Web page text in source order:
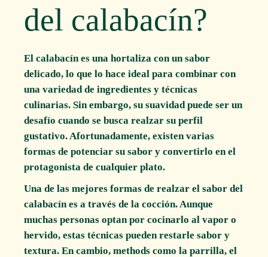
del calabacín?
El calabacín es una hortaliza con un sabor
delicado, lo que lo hace ideal para combinar con
una variedad de ingredientes y técnicas
culinarias. Sin embargo, su suavidad puede ser un
desafío cuando se busca realzar su perfil
gustativo. Afortunadamente, existen varias
formas de potenciar su sabor y convertirlo en el
protagonista de cualquier plato.
Una de las mejores formas de realzar el sabor del
calabacín es a través de la cocción. Aunque
muchas personas optan por cocinarlo al vapor o
hervido, estas técnicas pueden restarle sabor y
textura. En cambio, methods como la parrilla, el